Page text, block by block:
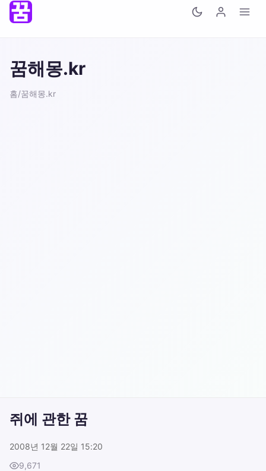
꿈해몽.kr
홈/꿈해몽.kr
쥐에 관한 꿈
2008년 12월 22일 15:20
9,671